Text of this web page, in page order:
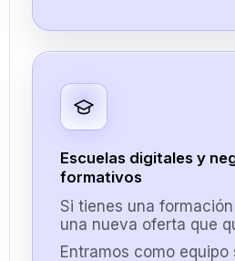
Escuelas digitales y
formativos
Si tienes una
una nueva oferta que
Entramos como equipo